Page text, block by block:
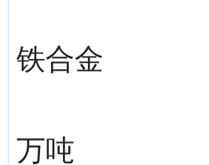
铁合金
万吨